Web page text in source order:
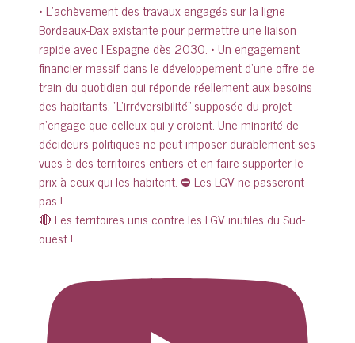
🔴 Les territoires unis contre les LGV inutiles du Sud-
ouest !